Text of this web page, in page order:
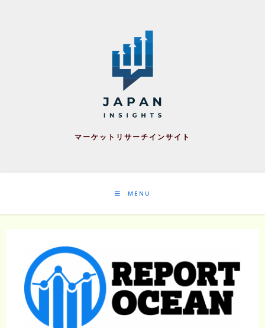
マーケットリサーチインサイト
MENU